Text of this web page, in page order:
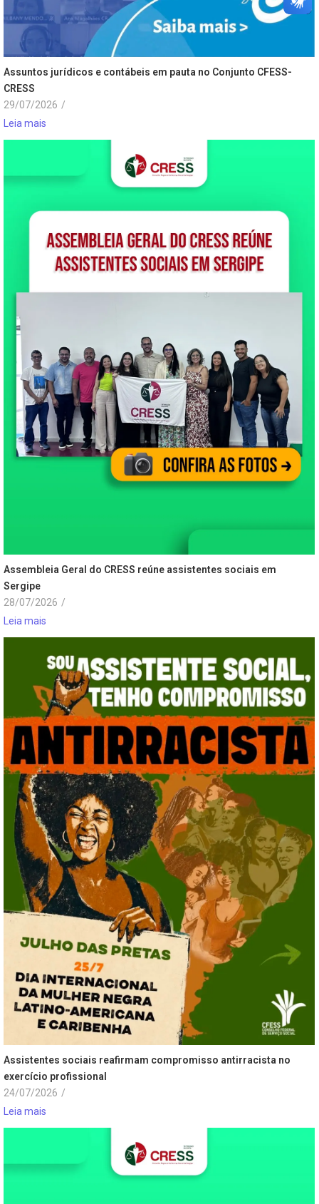
Assuntos jurídicos e contábeis em pauta no Conjunto CFESS-
CRESS
29/07/2026 /
Leia mais
Assembleia Geral do CRESS reúne assistentes sociais em
Sergipe
28/07/2026 /
Leia mais
Assistentes sociais reafirmam compromisso antirracista no
exercício profissional
24/07/2026 /
Leia mais